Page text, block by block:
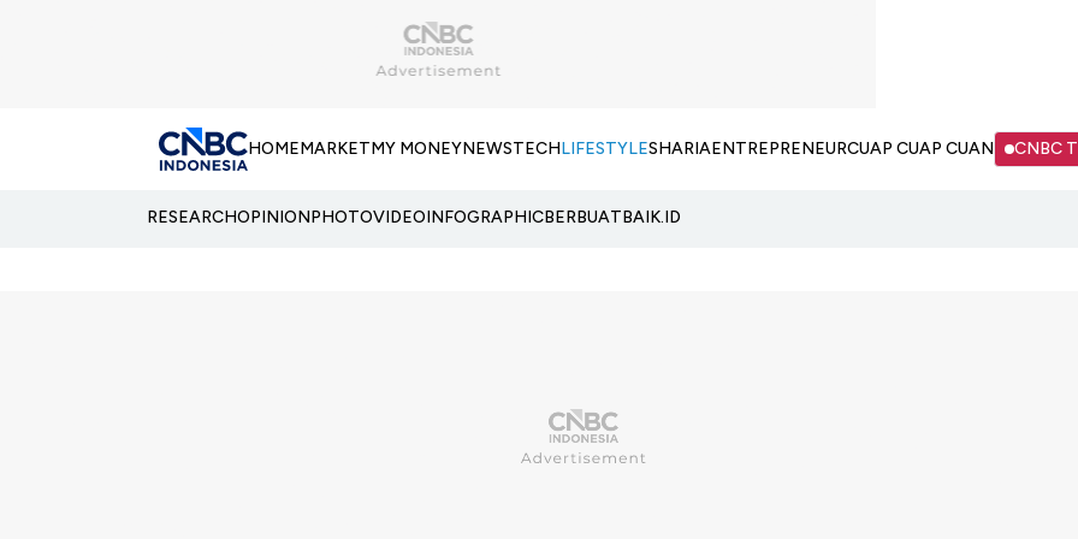
HOMEMARKETMY MONEYNEWSTECHLIFESTYLESHARIAENTREPRENEURCUAP CUAP CUAN CNBC
RESEARCHOPINIONPHOTOVIDEOINFOGRAPHICBERBUATBAIK.ID